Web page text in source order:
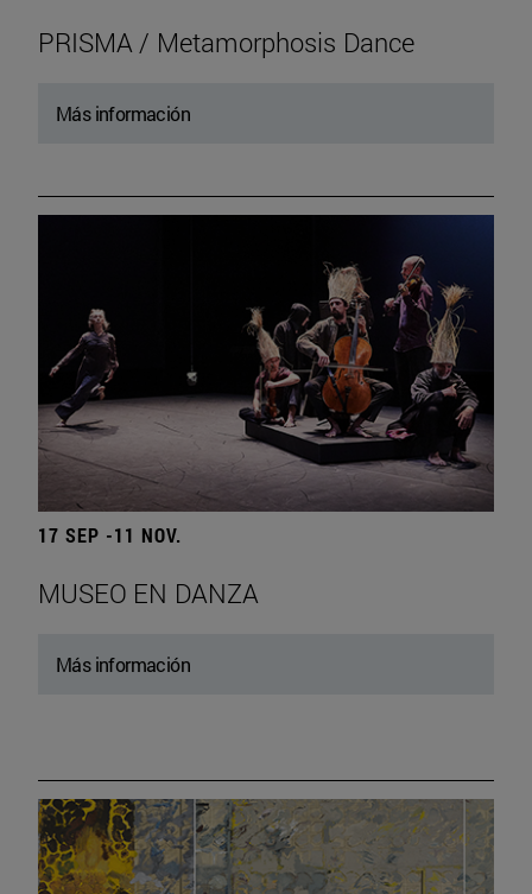
PRISMA / Metamorphosis Dance
Más información
17 SEP -11 NOV.
MUSEO EN DANZA
Más información